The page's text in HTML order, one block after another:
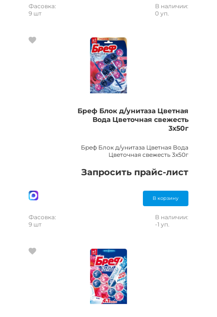
Фасовка:
9 шт
В наличии:
0 уп.
Бреф Блок д/унитаза Цветная
Вода Цветочная свежесть
3х50г
Бреф Блок д/унитаза Цветная Вода
Цветочная свежесть 3х50г
Запросить прайс-лист
В корзину
Фасовка:
9 шт
В наличии:
-1 уп.